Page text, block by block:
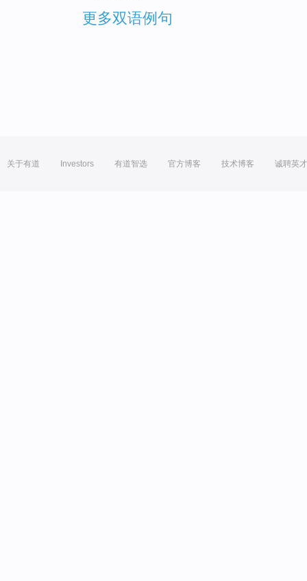
更多双语例句
关于有道 Investors 有道智选 官方博客 技术博客 诚聘英才